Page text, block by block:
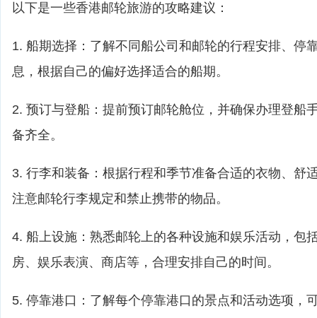
以下是一些香港邮轮旅游的攻略建议：
1. 船期选择：了解不同船公司和邮轮的行程安排、停
息，根据自己的偏好选择适合的船期。
2. 预订与登船：提前预订邮轮舱位，并确保办理登船
备齐全。
3. 行李和装备：根据行程和季节准备合适的衣物、舒
注意邮轮行李规定和禁止携带的物品。
4. 船上设施：熟悉邮轮上的各种设施和娱乐活动，包
房、娱乐表演、商店等，合理安排自己的时间。
5. 停靠港口：了解每个停靠港口的景点和活动选项，